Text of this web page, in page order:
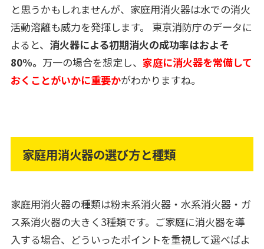
と思うかもしれませんが、家庭用消火器は水での消火
活動溶離も威力を発揮します。 東京消防庁のデータに
よると、 消火器による初期消火の成功率はおよそ
80%。 万一の場合を想定し、 家庭に消火器を常備して
おくことがいかに重要かがわかりますね。
家庭用消火器の選び方と種類
家庭用消火器の種類は粉末系消火器・水系消火器・ガ
ス系消火器の大きく3種類です。ご家庭に消火器を導
入する場合、どういったポイントを重視して選べばよ